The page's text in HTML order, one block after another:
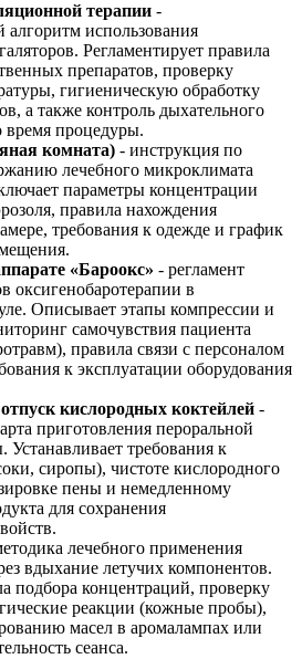
терапии -
использования
Регламентирует правила
препаратов, проверку
гигиеническую обработку
а также контроль дыхательного
время процедуры.
комната) - инструкция по
лечебного микроклимата
параметры концентрации
правила нахождения
требования к одежде и график
«Бароокс» - регламент
оксигенобаротерапии в
Описывает этапы компрессии и
самочувствия пациента
правила связи с персоналом
к эксплуатации оборудования
кислородных коктейлей -
приготовления пероральной
требования к
сиропы), чистоте кислородного
пены и немедленному
для сохранения
лечебного применения
вдыхание летучих компонентов.
подбора концентраций, проверку
реакции (кожные пробы),
масел в аромалампах или
сеанса.